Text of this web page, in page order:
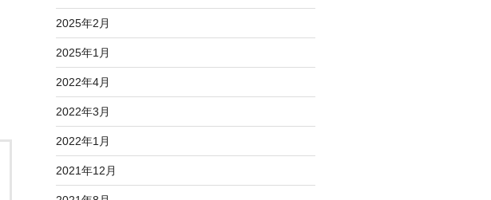
2025年2月
2025年1月
2022年4月
2022年3月
2022年1月
2021年12月